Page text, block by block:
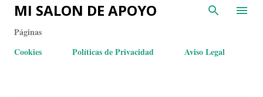
MI SALON DE APOYO
Páginas
Cookies
Políticas de Privacidad Aviso Legal